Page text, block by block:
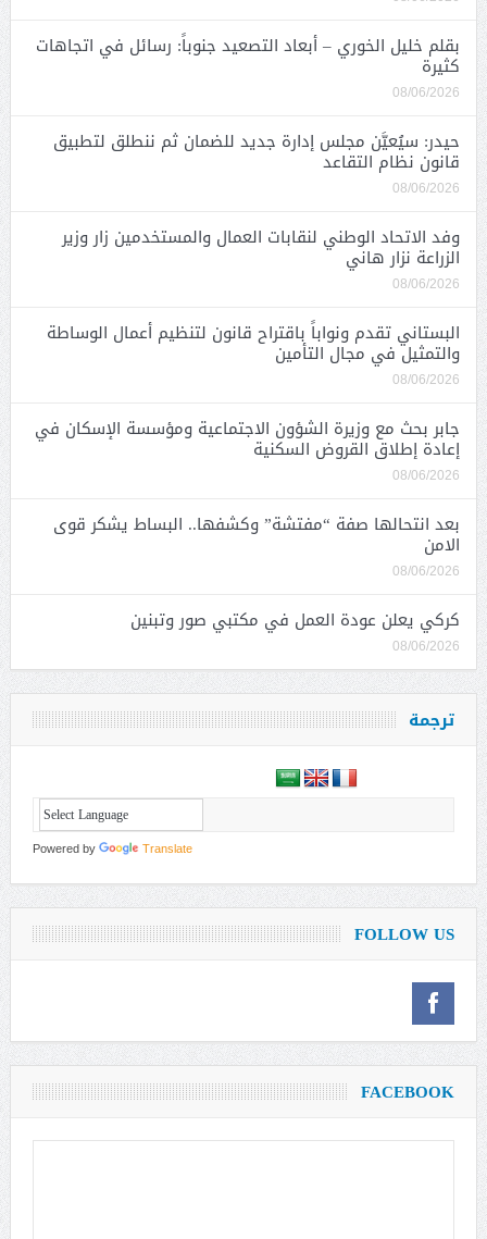
بقلم خليل الخوري – أبعاد التصعيد جنوباً: رسائل في اتجاهات
كثيرة
08/06/2026
حيدر: سيُعيَّن مجلس إدارة جديد للضمان ثم ننطلق لتطبيق
قانون نظام التقاعد
08/06/2026
وفد الاتحاد الوطني لنقابات العمال والمستخدمين زار وزير
الزراعة نزار هاني
08/06/2026
البستاني تقدم ونواباً باقتراح قانون لتنظيم أعمال الوساطة
والتمثيل في مجال التأمين
08/06/2026
جابر بحث مع وزيرة الشؤون الاجتماعية ومؤسسة الإسكان في
إعادة إطلاق القروض السكنية
08/06/2026
بعد انتحالها صفة “مفتشة” وكشفها.. البساط يشكر قوى
الامن
08/06/2026
كركي يعلن عودة العمل في مكتبي صور وتبنين
08/06/2026
ترجمة
Powered by Translate
FOLLOW US
FACEBOOK